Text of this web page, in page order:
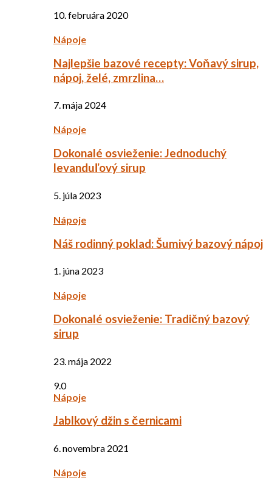
10. februára 2020
Nápoje
Najlepšie bazové recepty: Voňavý sirup,
nápoj, želé, zmrzlina…
7. mája 2024
Nápoje
Dokonalé osvieženie: Jednoduchý
levanduľový sirup
5. júla 2023
Nápoje
Náš rodinný poklad: Šumivý bazový nápoj
1. júna 2023
Nápoje
Dokonalé osvieženie: Tradičný bazový
sirup
23. mája 2022
9.0
Nápoje
Jablkový džin s černicami
6. novembra 2021
Nápoje